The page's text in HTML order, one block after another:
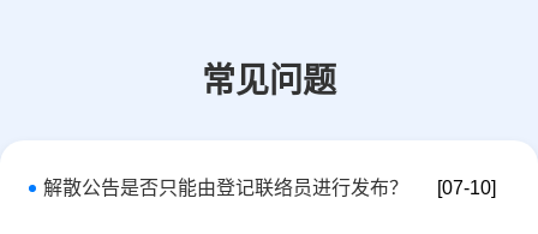
常见问题
解散公告是否只能由登记联络员进行发布？ [07-10]